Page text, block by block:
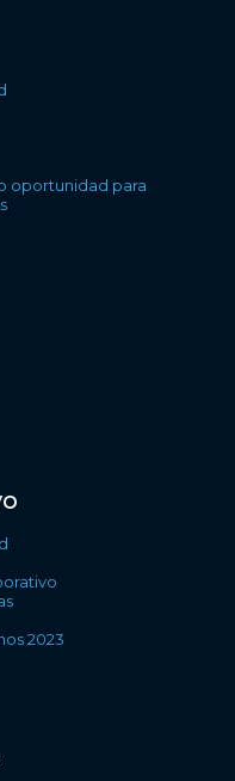
oportunidad para
2023